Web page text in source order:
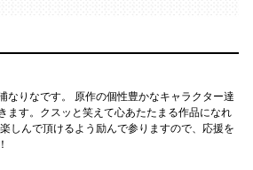
なりなです。 原作の個性豊かなキャラクター達
ます。クスッと笑えて心あたたまる作品になれ
しんで頂けるよう励んで参りますので、応援を